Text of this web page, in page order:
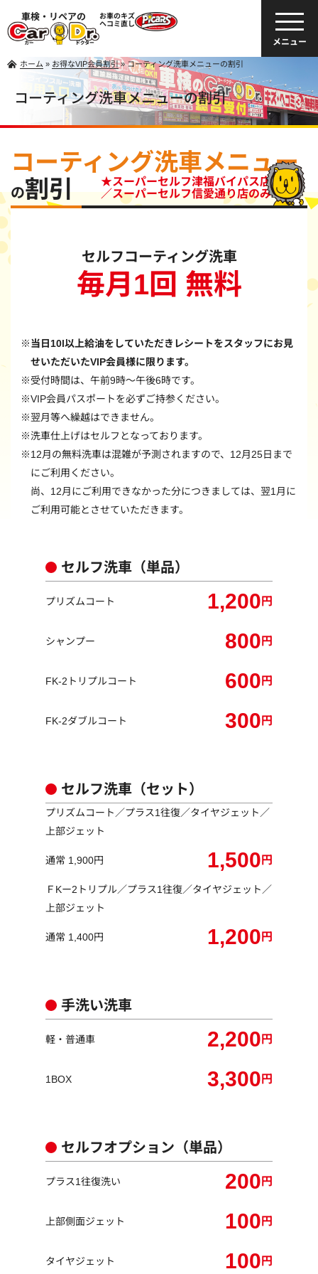
車検・リペアの
お車のキズ
ヘコミ直し
メニュー
ホーム » お得なVIP会員割引»コーティング洗車メニューの割引
コーティング洗車メニューの割引
コーティング洗車メニュー
の割引
★スーパーセルフ津福バイパス店
／スーパーセルフ信愛通り店のみ
セルフコーティング洗車
毎月1回 無料
当日10l以上給油をしていただきレシートをスタッフにお見
せいただいたVIP会員様に限ります。
受付時間は、午前9時〜午後6時です。
VIP会員パスポートを必ずご持参ください。
翌月等へ繰越はできません。
洗車仕上げはセルフとなっております。
12月の無料洗車は混雑が予測されますので、12月25日まで
にご利用ください。
尚、12月にご利用できなかった分につきましては、翌1月に
ご利用可能とさせていただきます。
セルフ洗車（単品）
プリズムコート 1,200 円
シャンプー 800 円
FK-2トリプルコート 600 円
FK-2ダブルコート 300 円
セルフ洗車（セット）
プリズムコート／プラス1往復／タイヤジェット／
上部ジェット
通常 1,900円 1,500 円
ＦKー2トリプル／プラス1往復／タイヤジェット／
上部ジェット
通常 1,400円 1,200 円
手洗い洗車
軽・普通車 2,200 円
1BOX 3,300 円
セルフオプション（単品）
プラス1往復洗い 200 円
上部側面ジェット 100 円
タイヤジェット 100 円